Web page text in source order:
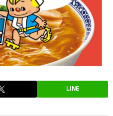
LINE